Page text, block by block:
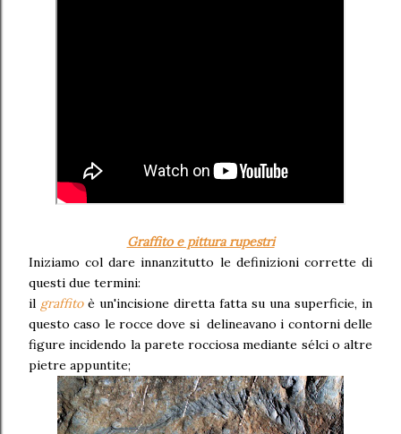
Graffito e pittura rupestri
Iniziamo col dare innanzitutto le definizioni corrette di
questi due termini:
il graffitoè un'incisione diretta fatta su una superficie, in
questo caso le rocce dove si delineavano i contorni delle
figure incidendo la parete rocciosa mediante sélci o altre
pietre appuntite;